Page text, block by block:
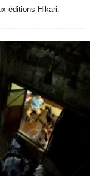
éditions Hikari.